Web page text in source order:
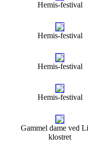
Hemis-festival
Hemis-festival
Hemis-festival
Hemis-festival
Gammel dame ved
klostret